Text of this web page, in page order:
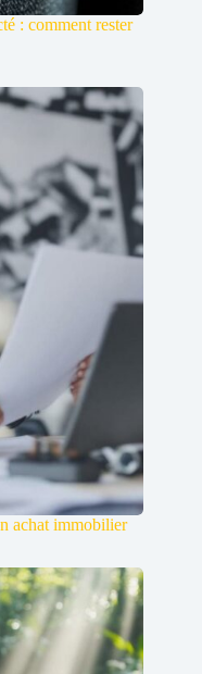
: comment rester
achat immobilier